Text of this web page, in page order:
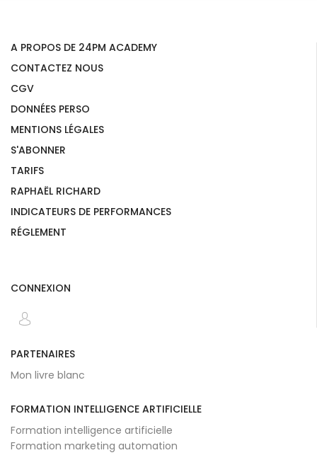
A PROPOS DE 24PM ACADEMY
CONTACTEZ NOUS
CGV
DONNÉES PERSO
MENTIONS LÉGALES
S'ABONNER
TARIFS
RAPHAËL RICHARD
INDICATEURS DE PERFORMANCES
RÉGLEMENT
CONNEXION
PARTENAIRES
Mon livre blanc
FORMATION INTELLIGENCE ARTIFICIELLE
Formation intelligence artificielle
Formation marketing automation